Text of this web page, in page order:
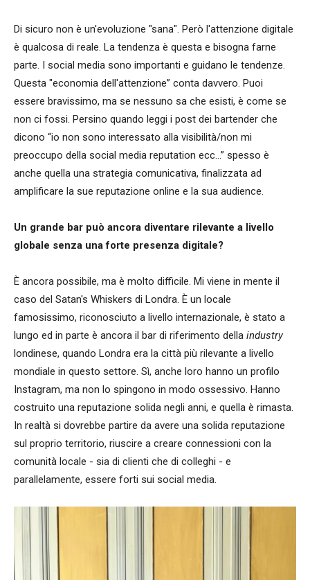
Di sicuro non è un'evoluzione "sana". Però l'attenzione digitale
è qualcosa di reale. La tendenza è questa e bisogna farne
parte. I social media sono importanti e guidano le tendenze.
Questa "economia dell'attenzione” conta davvero. Puoi
essere bravissimo, ma se nessuno sa che esisti, è come se
non ci fossi. Persino quando leggi i post dei bartender che
dicono “io non sono interessato alla visibilità/non mi
preoccupo della social media reputation ecc...” spesso è
anche quella una strategia comunicativa, finalizzata ad
amplificare la sue reputazione online e la sua audience.
Un grande bar può ancora diventare rilevante a livello
globale senza una forte presenza digitale?
È ancora possibile, ma è molto difficile. Mi viene in mente il
caso del Satan's Whiskers di Londra. È un locale
famosissimo, riconosciuto a livello internazionale, è stato a
lungo ed in parte è ancora il bar di riferimento della industry
londinese, quando Londra era la città più rilevante a livello
mondiale in questo settore. Sì, anche loro hanno un profilo
Instagram, ma non lo spingono in modo ossessivo. Hanno
costruito una reputazione solida negli anni, e quella è rimasta.
In realtà si dovrebbe partire da avere una solida reputazione
sul proprio territorio, riuscire a creare connessioni con la
comunità locale - sia di clienti che di colleghi - e
parallelamente, essere forti sui social media.